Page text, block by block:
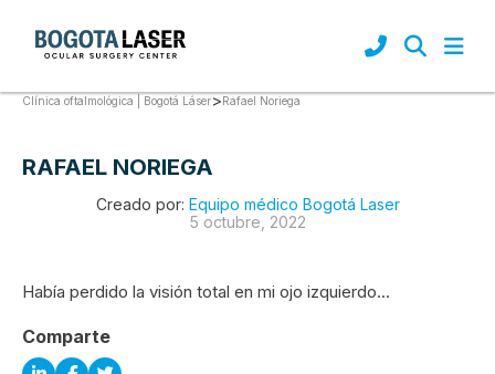
Clínica oftalmológica | Bogotá Láser>Rafael Noriega
RAFAEL NORIEGA
Creado por: Equipo médico Bogotá Laser
5 octubre, 2022
Había perdido la visión total en mi ojo izquierdo...
Comparte